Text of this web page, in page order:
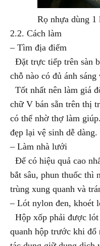
Rọ nhựa dùng
2.2. Cách làm
– Tìm địa điểm
Đặt trực tiếp trên sàn
chỗ nào có đủ ánh
Tốt nhất nên làm giá
chữ V bán sẵn trên thị
có thể nhờ thợ làm
đẹp lại vệ sinh dễ dàng.
– Làm nhà lưới
Để có hiệu quả cao
bắt sâu, phun thuốc thì
trùng xung quanh và
– Lót nylon đen, khoét
Hộp xốp phải được
quanh hộp trước khi